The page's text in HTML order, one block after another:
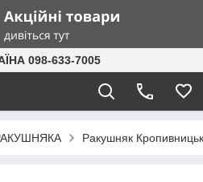
098-633-7005
Ракушняк